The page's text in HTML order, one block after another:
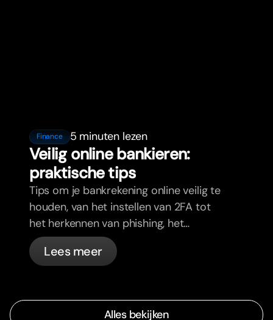
Finance 5 minuten lezen
Veilig online bankieren:
praktische tips
Tips om je bankrekening online veilig te
houden, van het instellen van 2FA tot
het herkennen van phishing, het
beheren van je passen en wat bunq
automatisch voor je regelt.
Lees meer
Alles bekijken